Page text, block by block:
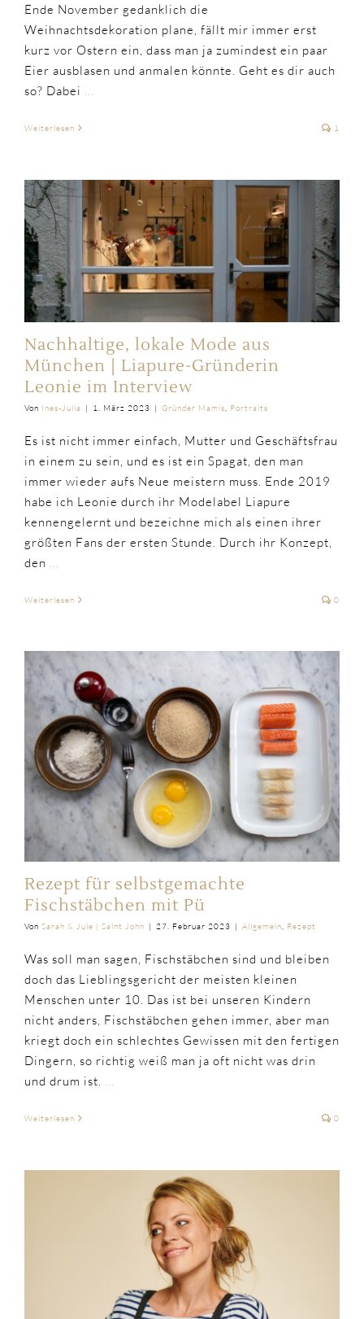
Ende November gedanklich die
Weihnachtsdekoration plane, fällt mir immer erst
kurz vor Ostern ein, dass man ja zumindest ein paar
Eier ausblasen und anmalen könnte. Geht es dir auch
so? Dabei
Weiterlesen 1
Nachhaltige, lokale Mode aus
München | Liapure-Gründerin
Leonie im Interview
Von Ines-Julia | 1. März 2023 | Gründer Mamis Portraits
Es ist nicht immer einfach, Mutter und Geschäftsfrau
in einem zu sein, und es ist ein Spagat, den man
immer wieder aufs Neue meistern muss. Ende 2019
habe ich Leonie durch ihr Modelabel Liapure
kennengelernt und bezeichne mich als einen ihrer
größten Fans der ersten Stunde. Durch ihr Konzept,
den
Weiterlesen 0
Rezept für selbstgemachte
Fischstäbchen mit Pü
Von Sarah & Jule | Saint John | 27. Februar 2023 | Allgemein, Rezept
Was soll man sagen, Fischstäbchen sind und bleiben
doch das Lieblingsgericht der meisten kleinen
Menschen unter 10. Das ist bei unseren Kindern
nicht anders, Fischstäbchen gehen immer, aber man
kriegt doch ein schlechtes Gewissen mit den fertigen
Dingern, so richtig weiß man ja oft nicht was drin
und drum ist. ...
Weiterlesen 0
https://www.youtube.com/watch?